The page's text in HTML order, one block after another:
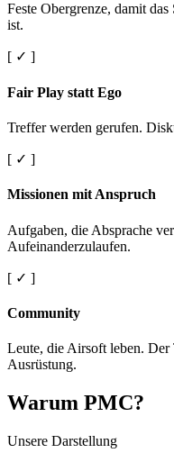
Feste Obergrenze, damit
ist.
[ ✓ ]
Fair Play statt Ego
Treffer werden gerufen.
[ ✓ ]
Missionen mit Anspruch
Aufgaben, die Absprache
Aufeinanderzulaufen.
[ ✓ ]
Community
Leute, die Airsoft leben. Der
Ausrüstung.
Warum PMC?
Unsere Darstellung